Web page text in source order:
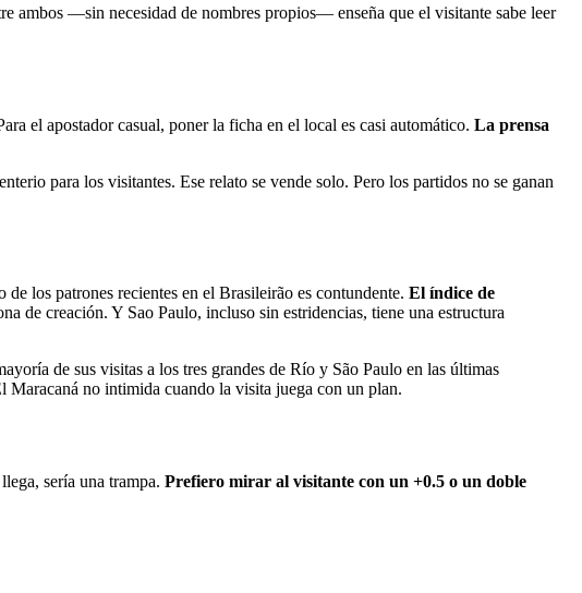
ambos —sin necesidad de nombres propios— enseña que el visitante sabe leer
el apostador casual, poner la ficha en el local es casi automático. La prensa
para los visitantes. Ese relato se vende solo. Pero los partidos no se ganan
los patrones recientes en el Brasileirão es contundente. El índice de
de creación. Y Sao Paulo, incluso sin estridencias, tiene una estructura
de sus visitas a los tres grandes de Río y São Paulo en las últimas
no intimida cuando la visita juega con un plan.
sería una trampa. Prefiero mirar al visitante con un +0.5 o un doble